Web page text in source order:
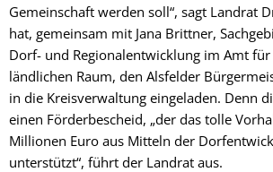
Gemeinschaft werden soll“, sagt Landrat
hat, gemeinsam mit Jana Brittner,
Dorf- und Regionalentwicklung im Amt
ländlichen Raum, den Alsfelder
in die Kreisverwaltung eingeladen. Denn
einen Förderbescheid, „der das tolle
Millionen Euro aus Mitteln der
unterstützt“, führt der Landrat aus.